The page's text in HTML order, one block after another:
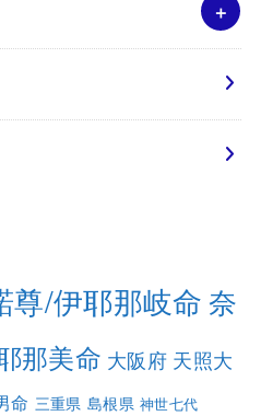
尊/伊耶那岐命 奈
那美命 大阪府 天照大
命 三重県 島根県 神世七代